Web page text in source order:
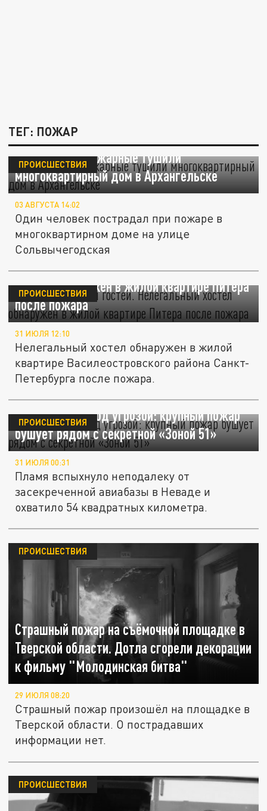
ТЕГ: ПОЖАР
Почти 2 часа пожарные тушили
многоквартирный дом в Архангельске
ПРОИСШЕСТВИЯ
03 АВГУСТА 14:02
Один человек пострадал при пожаре в
многоквартирном доме на улице
Сольвычегодская
Все удобства для "гостей". Нелегальный
хостел обнаружен в жилой квартире Питера
после пожара
ПРОИСШЕСТВИЯ
31 ИЮЛЯ 12:10
Нелегальный хостел обнаружен в жилой
квартире Василеостровского района Санкт-
Петербурга после пожара.
Обломки НЛО под угрозой: крупный пожар
бушует рядом с секретной «Зоной 51»
ПРОИСШЕСТВИЯ
31 ИЮЛЯ 00:31
Пламя вспыхнуло неподалеку от
засекреченной авиабазы в Неваде и
охватило 54 квадратных километра.
Страшный пожар на съёмочной площадке в
Тверской области. Дотла сгорели декорации
к фильму "Молодинская битва"
ПРОИСШЕСТВИЯ
29 ИЮЛЯ 08:20
Страшный пожар произошёл на площадке в
Тверской области. О пострадавших
информации нет.
ПРОИСШЕСТВИЯ